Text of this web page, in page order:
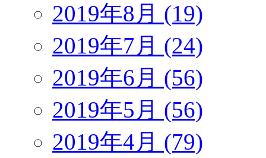
2019年8月 (19)
2019年7月 (24)
2019年6月 (56)
2019年5月 (56)
2019年4月 (79)